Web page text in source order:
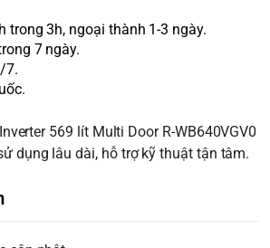
trong 3h, ngoại thành 1-3 ngày.
7 ngày.
7.
569 lít Multi Door R-WB640VGV0
dụng lâu dài, hỗ trợ kỹ thuật tận tâm.